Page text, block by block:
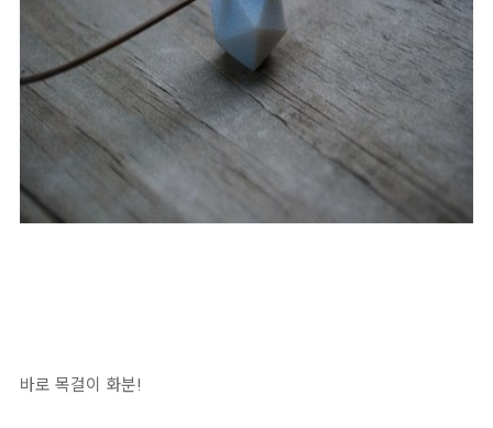
바로 목걸이 화분!